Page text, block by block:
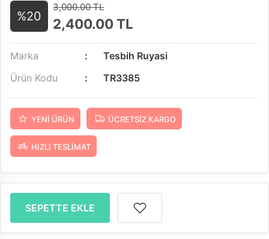
%20
3,000.00 TL
2,400.00TL
Marka
Tesbih Ruyasi
Ürün Kodu
TR3385
YENI ÜRÜN ÜCRETSIZ KARGO
HIZLI TESLIMAT
SEPETTE EKLE